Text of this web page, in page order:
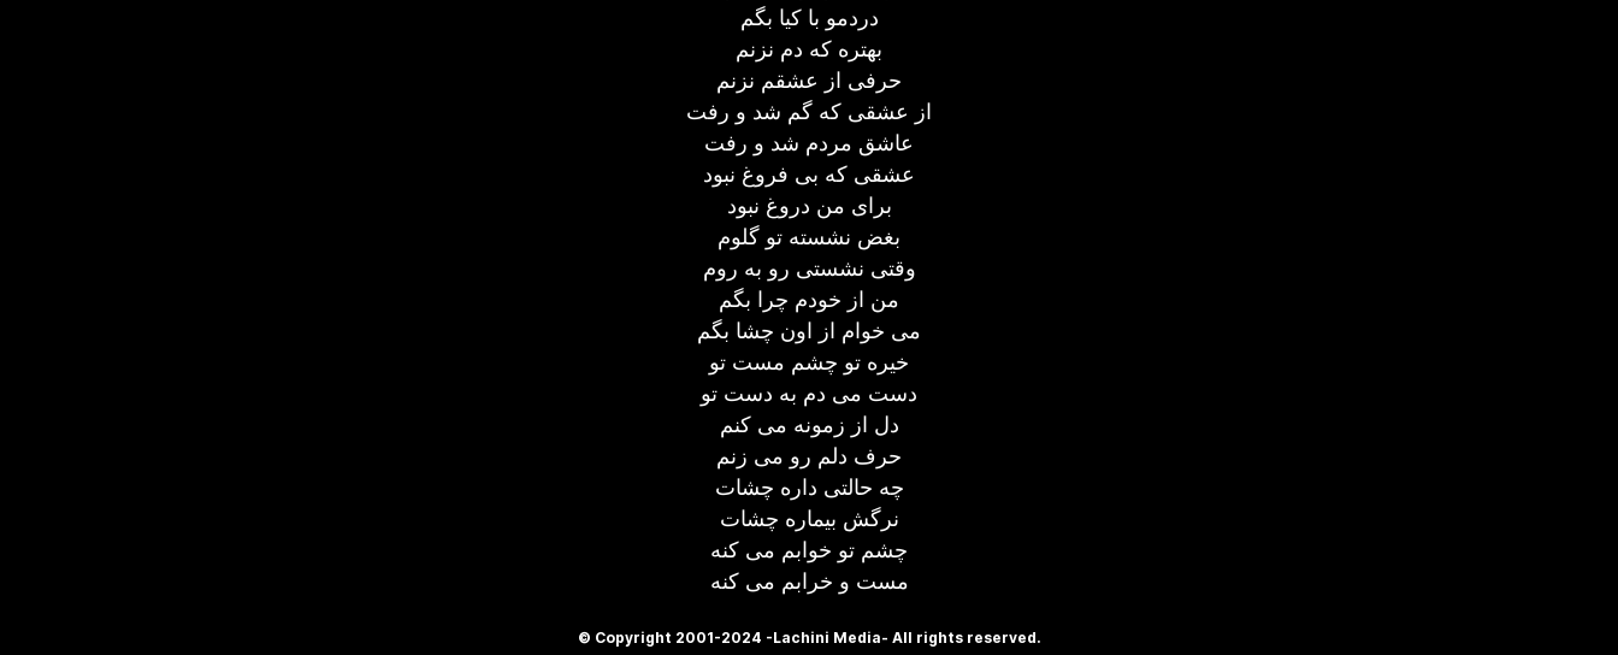
دردمو با کیا بگم
بهتره که دم نزنم
حرفی از عشقم نزنم
از عشقی که گم شد و رفت
عاشق مردم شد و رفت
عشقی که بی فروغ نبود
برای من دروغ نبود
بغض نشسته تو گلوم
وقتی نشستی رو به روم
من از خودم چرا بگم
می خوام از اون چشا بگم
خیره تو چشم مست تو
دست می دم به دست تو
دل از زمونه می کنم
حرف دلم رو می زنم
چه حالتی داره چشات
نرگش بیماره چشات
چشم تو خوابم می کنه
مست و خرابم می کنه
© Copyright 2001-2024 -Lachini Media- All rights reserved.